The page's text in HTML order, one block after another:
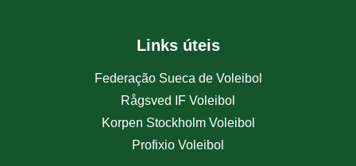
Links úteis
Federação Sueca de Voleibol
Rågsved IF Voleibol
Korpen Stockholm Voleibol
Profixio Voleibol